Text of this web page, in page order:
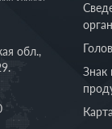
обл.,
Знак